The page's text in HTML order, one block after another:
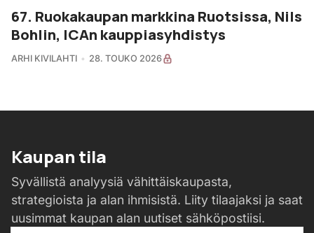
67. Ruokakaupan markkina Ruotsissa, Nils
Bohlin, ICAn kauppiasyhdistys
ARHI KIVILAHTI 28. TOUKO 2026
Kaupan tila
Syvällistä analyysiä vähittäiskaupasta,
strategioista ja alan ihmisistä. Liity tilaajaksi ja saat
uusimmat kaupan alan uutiset sähköpostiisi.